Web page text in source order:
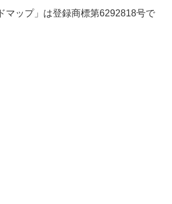
マップ」は登録商標第6292818号で